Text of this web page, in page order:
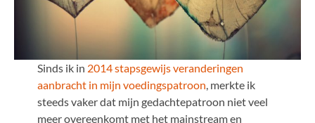
Sinds ik in 2014 stapsgewijs veranderingen
aanbracht in mijn voedingspatroon, merkte ik
steeds vaker dat mijn gedachtepatroon niet veel
meer overeenkomt met het mainstream en